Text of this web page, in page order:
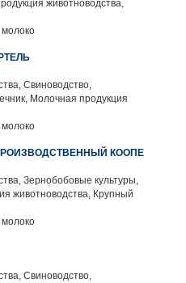
животноводства,
молоко
Свиноводство,
Молочная продукция
молоко
КООПЕ
Зернобобовые культуры,
животноводства, Крупный
молоко
Свиноводство,